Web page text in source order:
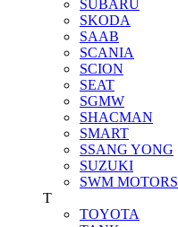
SUBARU
SKODA
SAAB
SCANIA
SCION
SEAT
SGMW
SHACMAN
SMART
SSANG YONG
SUZUKI
SWM MOTORS
T
TOYOTA